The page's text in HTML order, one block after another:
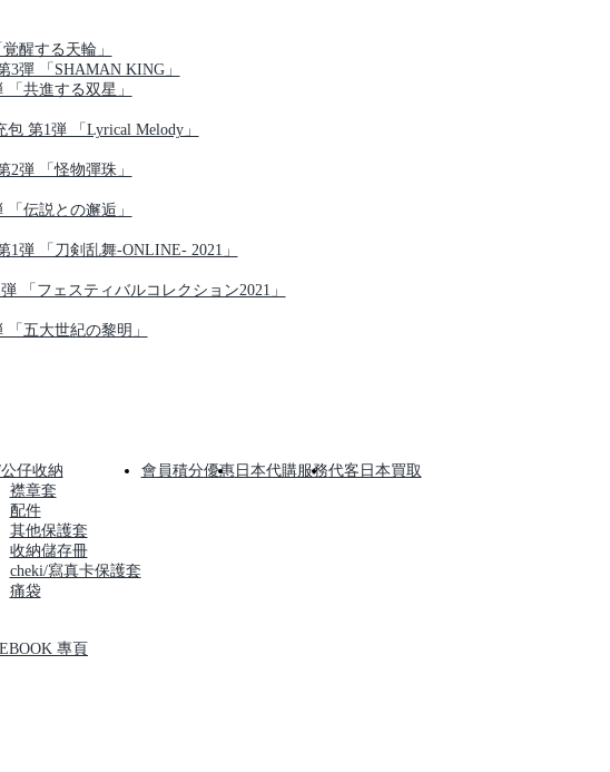
醒する天輪」
3彈 「SHAMAN KING」
「共進する双星」
第1弾 「Lyrical Melody」
2弾 「怪物彈珠」
「伝説との邂逅」
1弾 「刀剣乱舞-ONLINE- 2021」
「フェスティバルコレクション2021」
「五大世紀の黎明」
仔收納
襟章套
配件
其他保護套
收納儲存冊
cheki/寫真卡保護套
痛袋
會員積分優惠日本代購服務代客日本買取
專頁